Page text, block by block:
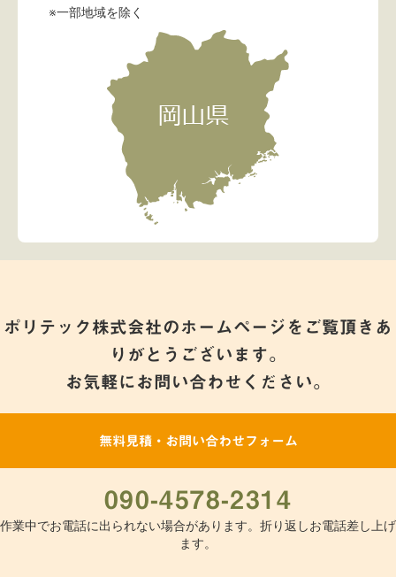
※一部地域を除く
ポリテック株式会社のホームページをご覧頂きあ
りがとうございます。
お気軽にお問い合わせください。
無料見積・お問い合わせフォーム
090-4578-2314
作業中でお電話に出られない場合があります。折り返しお電話差し上げ
ます。